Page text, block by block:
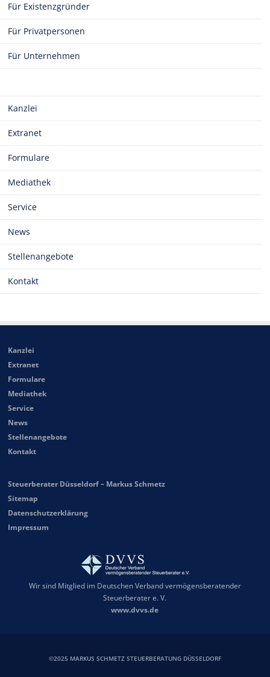
Für Existenzgründer
Für Privatpersonen
Für Unternehmen
Kanzlei
Extranet
Formulare
Mediathek
Service
News
Stellenangebote
Kontakt
Kanzlei
Extranet
Formulare
Mediathek
Service
News
Stellenangebote
Kontakt
Steuerberater Düsseldorf – Markus Schmetz
Sitemap
Datenschutzerklärung
Impressum
Wir sind Mitglied im Deutschen Verband vermögensberatender
Steuerberater e. V.
www.dvvs.de
©2025 MARKUS SCHMETZ STEUERBERATUNG DÜSSELDORF